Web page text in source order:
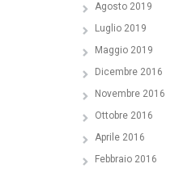
Agosto 2019
Luglio 2019
Maggio 2019
Dicembre 2016
Novembre 2016
Ottobre 2016
Aprile 2016
Febbraio 2016